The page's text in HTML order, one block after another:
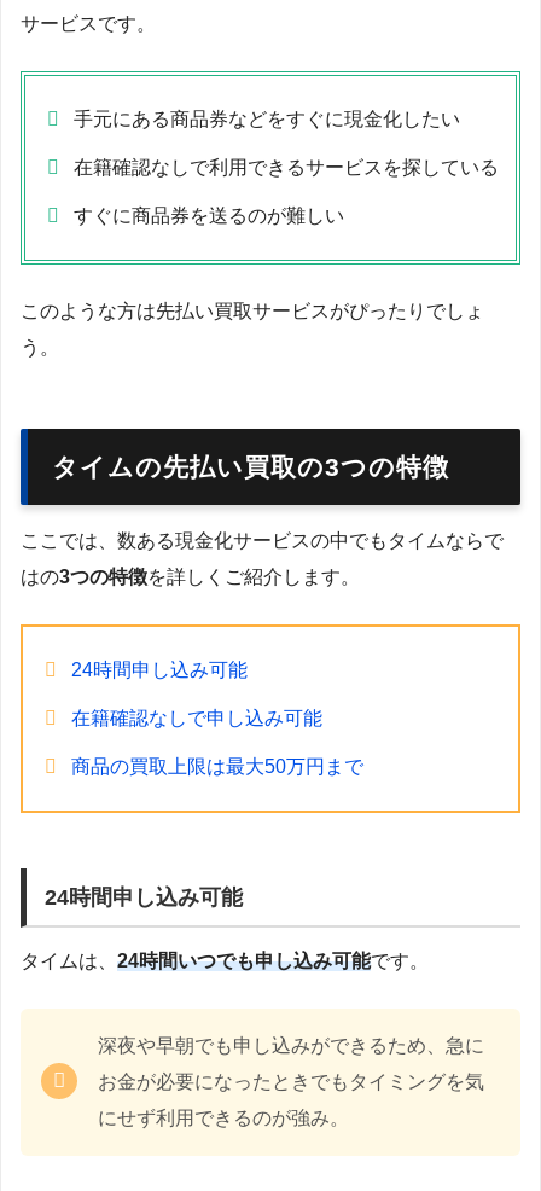
サービスです。
手元にある商品券などをすぐに現金化したい
在籍確認なしで利用できるサービスを探している
すぐに商品券を送るのが難しい
このような方は先払い買取サービスがぴったりでしょ
う。
タイムの先払い買取の3つの特徴
ここでは、数ある現金化サービスの中でもタイムならで
はの3つの特徴を詳しくご紹介します。
24時間申し込み可能
在籍確認なしで申し込み可能
商品の買取上限は最大50万円まで
24時間申し込み可能
タイムは、 24時間いつでも申し込み可能です。
深夜や早朝でも申し込みができるため、急に
お金が必要になったときでもタイミングを気
にせず利用できるのが強み。